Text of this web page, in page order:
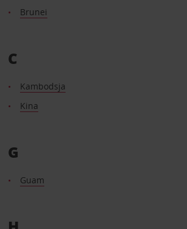
Brunei
C
Kambodsja
Kina
G
Guam